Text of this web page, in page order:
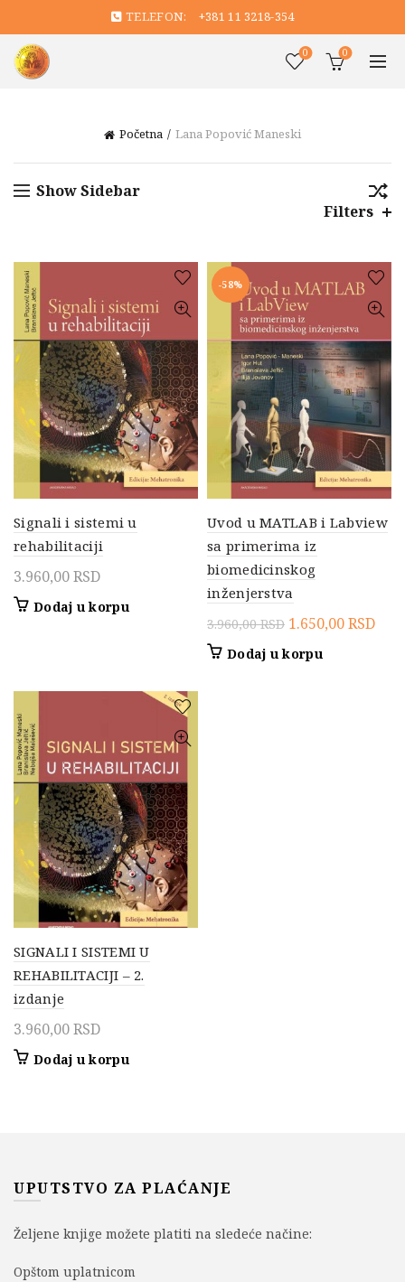
TELEFON: +381 11 3218-354
0 0
Početna Lana Popović Maneski
Show Sidebar
Filters
Signali i sistemi u
rehabilitaciji
3.960,00RSD
Dodaj u korpu
-58%
Uvod u MATLAB i Labview
sa primerima iz
biomedicinskog
inženjerstva
3.960,00RSD Originalna
1.650,00RSD
Dodaj u korpu
SIGNALI I SISTEMI U
REHABILITACIJI – 2.
izdanje
3.960,00RSD
Dodaj u korpu
UPUTSTVO ZA PLAĆANJE
Željene knjige možete platiti na sledeće načine:
Opštom uplatnicom